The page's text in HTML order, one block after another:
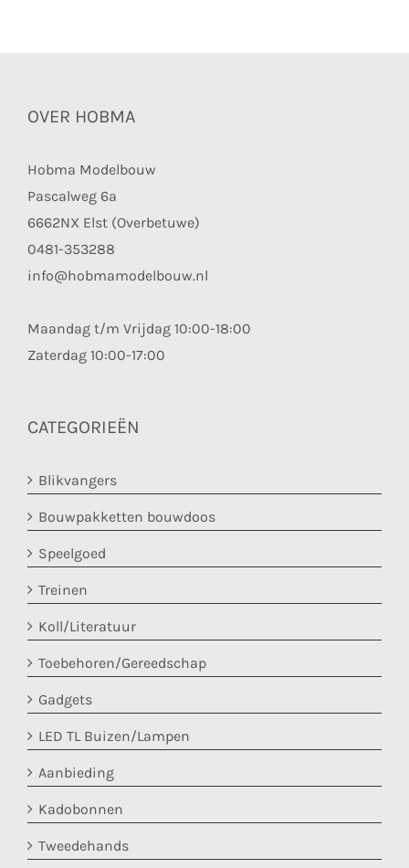
OVER HOBMA
Hobma Modelbouw
Pascalweg 6a
6662NX Elst (Overbetuwe)
0481-353288
info@hobmamodelbouw.nl
Maandag t/m Vrijdag 10:00-18:00
Zaterdag 10:00-17:00
CATEGORIEËN
Blikvangers
Bouwpakketten bouwdoos
Speelgoed
Treinen
Koll/Literatuur
Toebehoren/Gereedschap
Gadgets
LED TL Buizen/Lampen
Aanbieding
Kadobonnen
Tweedehands